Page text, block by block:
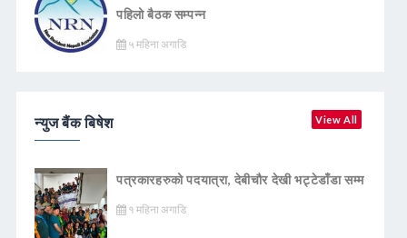
पहिलो बैठक सम्पन्न
५ महिना अगाडि
न्युज बैंक बिषेश View All
पत्रकारहरुको पदयात्रा, देबीचौर देखी भट्टेडाँडा सम्म
१ महिना अगाडि